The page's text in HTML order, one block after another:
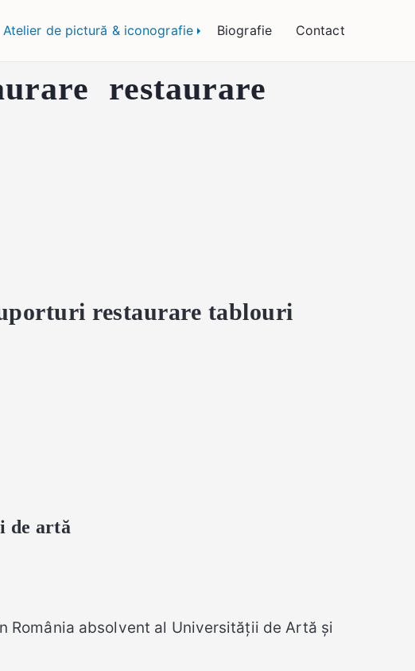
Călin Bogătean
Atelier de pictură & iconografie Biografie Contact
restaurare
restaurare tablouri
de artă
România absolvent al Universității de Artă și